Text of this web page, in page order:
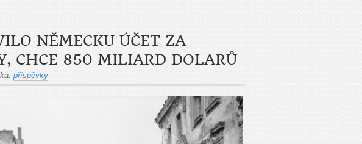
NĚMECKU ÚČET ZA
CHCE 850 MILIARD DOLARŮ
příspěvky